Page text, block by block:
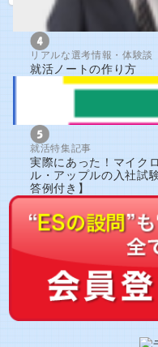
リアルな選考情報・体験談
就活ノートの作り方
就活特集記事
実際にあった！マイク
ル・アップルの入社試
答例付き】